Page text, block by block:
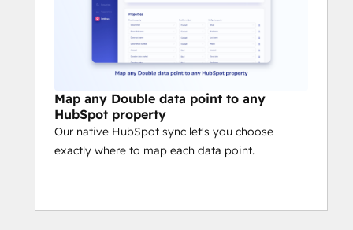
Map any Double data point to any
HubSpot property
Our native HubSpot sync let's you choose
exactly where to map each data point.